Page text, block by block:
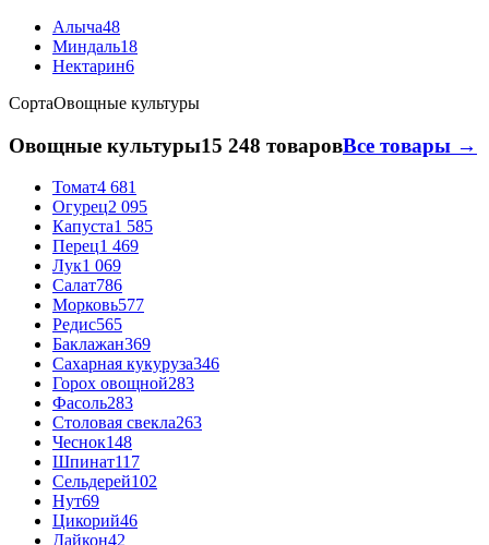
Алыча48
Миндаль18
Нектарин6
СортаОвощные культуры
Овощные культуры15 248 товаровВсе товары →
Томат4 681
Огурец2 095
Капуста1 585
Перец1 469
Лук1 069
Салат786
Морковь577
Редис565
Баклажан369
Сахарная кукуруза346
Горох овощной283
Фасоль283
Столовая свекла263
Чеснок148
Шпинат117
Сельдерей102
Нут69
Цикорий46
Дайкон42